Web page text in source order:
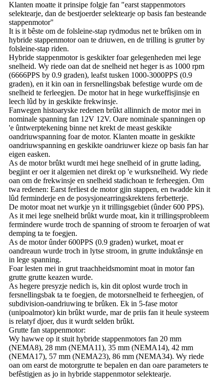
Klanten moatte it prinsipe folgje fan "earst stappenmotors
selektearje, dan de bestjoerder selektearje op basis fan besteande
stappenmotor"
It is it bêste om de folsleine-stap rydmodus net te brûken om in
hybride stappenmotor oan te driuwen, en de trilling is grutter by
folsleine-stap riden.
Hybride stappenmotor is geskikter foar gelegenheden mei lege
snelheid. Wy riede oan dat de snelheid net heger is as 1000 rpm
(6666PPS by 0.9 graden), leafst tusken 1000-3000PPS (0.9
graden), en it kin oan in fersnellingsbak befestige wurde om de
snelheid te ferleegjen. De motor hat in hege wurkeffisjinsje en
leech lûd by in geskikte frekwinsje.
Fanwegen histoaryske redenen brûkt allinnich de motor mei in
nominale spanning fan 12V 12V. Oare nominale spanningen op
'e ûntwerptekening binne net krekt de meast geskikte
oandriuwspanning foar de motor. Klanten moatte in geskikte
oandriuwspanning en geskikte oandriuwer kieze op basis fan har
eigen easken.
As de motor brûkt wurdt mei hege snelheid of in grutte lading,
begjint er oer it algemien net direkt op 'e wurksnelheid. Wy riede
oan om de frekwinsje en snelheid stadichoan te ferheegjen. Om
twa redenen: Earst ferliest de motor gjin stappen, en twadde kin it
lûd ferminderje en de posysjonearringskrektens ferbetterje.
De motor moat net wurkje yn it trillingsgebiet (ûnder 600 PPS).
As it mei lege snelheid brûkt wurde moat, kin it trillingsprobleem
fermindere wurde troch de spanning of stroom te feroarjen of wat
demping ta te foegjen.
As de motor ûnder 600PPS (0.9 graden) wurket, moat er
oandreaun wurde troch in lytse stroom, in grutte induktânsje en
in lege spanning.
Foar lesten mei in grut traachheidsmomint moat in motor fan
grutte grutte keazen wurde.
As hegere presyzje nedich is, kin dit oplost wurde troch in
fersnellingsbak ta te foegjen, de motorsnelheid te ferheegjen, of
subdivision-oandriuwing te brûken. Ek in 5-fase motor
(unipoalmotor) kin brûkt wurde, mar de priis fan it heule systeem
is relatyf djoer, dus it wurdt selden brûkt.
Grutte fan stappenmotor:
Wy hawwe op it stuit hybride stappenmotors fan 20 mm
(NEMA8), 28 mm (NEMA11), 35 mm (NEMA14), 42 mm
(NEMA17), 57 mm (NEMA23), 86 mm (NEMA34). Wy riede
oan om earst de motorgrutte te bepalen en dan oare parameters te
befêstigjen as jo in hybride stappenmotor selektearje.